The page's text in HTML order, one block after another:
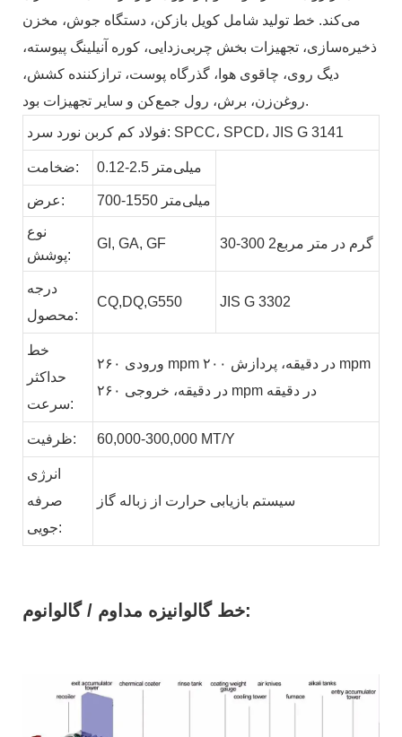
می‌کند. خط تولید شامل کویل بازکن، دستگاه جوش، مخزن
ذخیره‌سازی، تجهیزات بخش چربی‌زدایی، کوره آنیلینگ پیوسته،
دیگ روی، چاقوی هوا، گذرگاه پوست، ترازکننده کشش،
روغن‌زن، برش، رول جمع‌کن و سایر تجهیزات بود.
فولاد کم کربن نورد سرد: SPCC، SPCD، JIS G 3141
ضخامت: 0.12-2.5 میلی‌متر
عرض: 700-1550 میلی‌متر
نوع
پوشش:
GI, GA, GF 30-300 گرم در متر مربع2
درجه
محصول:
CQ,DQ,G550 JIS G 3302
خط
حداکثر
سرعت:
ورودی ۲۶۰ mpm در دقیقه، پردازش ۲۰۰ mpm
در دقیقه، خروجی ۲۶۰ mpm در دقیقه
ظرفیت: 60,000-300,000 MT/Y
انرژی
صرفه
جویی:
سیستم بازیابی حرارت از زباله گاز
خط گالوانیزه مداوم / گالوانوم: